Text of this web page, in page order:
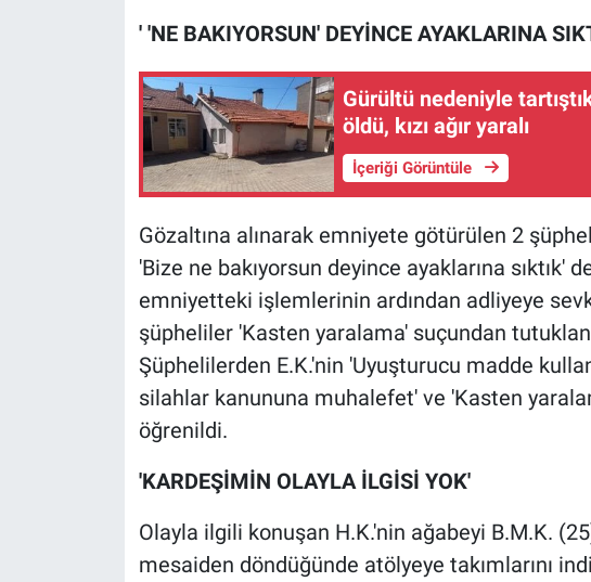
' 'NE BAKIYORSUN' DEYİNCE AYAKLARINA
Gürültü nedeniyle
öldü, kızı ağır yaralı
İçeriği Görüntüle
Gözaltına alınarak emniyete götürülen 2
'Bize ne bakıyorsun deyince ayaklarına sıktık'
emniyetteki işlemlerinin ardından adliyeye
şüpheliler 'Kasten yaralama' suçundan
Şüphelilerden E.K.'nin 'Uyuşturucu madde
silahlar kanununa muhalefet' ve 'Kasten
öğrenildi.
'KARDEŞİMİN OLAYLA İLGİSİ YOK'
Olayla ilgili konuşan H.K.'nin ağabeyi B.M.K.
mesaiden döndüğünde atölyeye takımlarını
Türkiye'nin Geleceği
Türkiye'nin Gündemi
Yerel Gündem
Yerel Yaşam
Canlı Yayın